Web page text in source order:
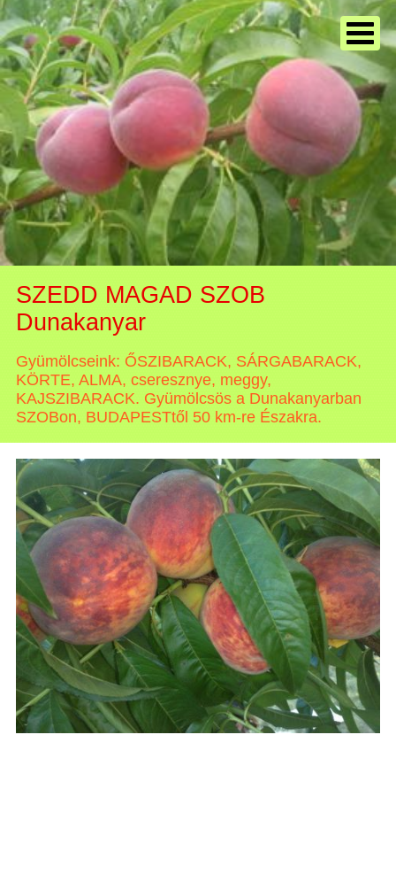
SZEDD MAGAD SZOB
Dunakanyar
Gyümölcseink: ŐSZIBARACK, SÁRGABARACK,
KÖRTE, ALMA, cseresznye, meggy,
KAJSZIBARACK. Gyümölcsös a Dunakanyarban
SZOBon, BUDAPESTtől 50 km-re Északra.